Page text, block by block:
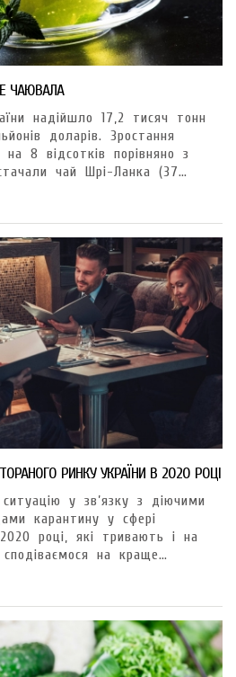
ЧАЮВАЛА
надійшло 17,2 тисяч тонн
доларів. Зростання
на 8 відсотків порівняно з
чай Шрі-Ланка (37…
РИНКУ УКРАЇНИ В 2020 РОЦІ
у зв’язку з діючими
карантину у сфері
році, які тривають і на
на краще…